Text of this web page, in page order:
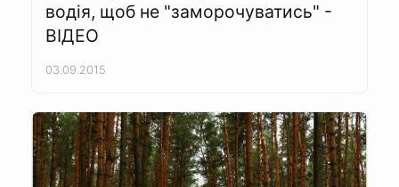
водія, щоб не "заморочуватись" -
ВІДЕО
03.09.2015